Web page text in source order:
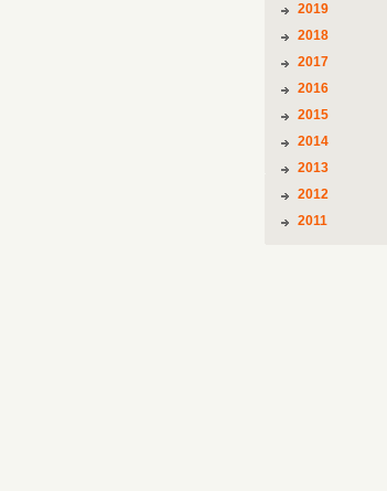
2019
2018
2017
2016
2015
2014
2013
2012
2011